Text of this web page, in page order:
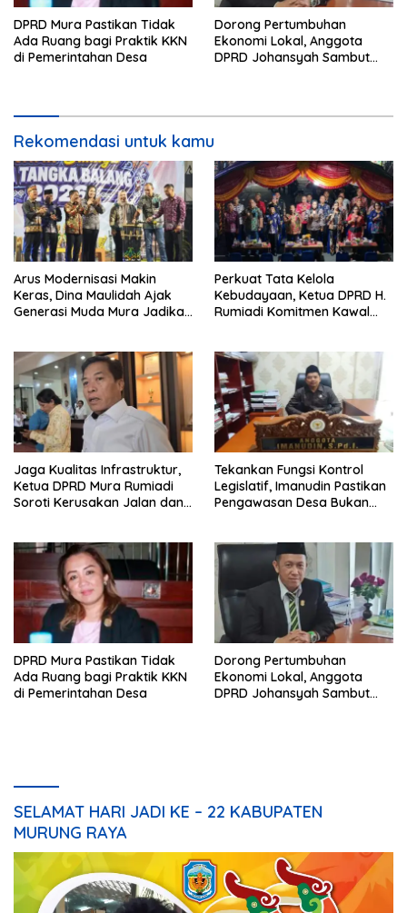
DPRD Mura Pastikan Tidak
Ada Ruang bagi Praktik KKN
di Pemerintahan Desa
Dorong Pertumbuhan
Ekonomi Lokal, Anggota
DPRD Johansyah Sambut
Rekomendasi untuk kamu
Arus Modernisasi Makin
Keras, Dina Maulidah Ajak
Generasi Muda Mura Jadikan
Perkuat Tata Kelola
Kebudayaan, Ketua DPRD H.
Rumiadi Komitmen Kawal
Jaga Kualitas Infrastruktur,
Ketua DPRD Mura Rumiadi
Soroti Kerusakan Jalan dan
Tekankan Fungsi Kontrol
Legislatif, Imanudin Pastikan
Pengawasan Desa Bukan
DPRD Mura Pastikan Tidak
Ada Ruang bagi Praktik KKN
di Pemerintahan Desa
Dorong Pertumbuhan
Ekonomi Lokal, Anggota
DPRD Johansyah Sambut
SELAMAT HARI JADI KE – 22 KABUPATEN
MURUNG RAYA